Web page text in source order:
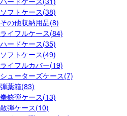
ソフトケース(38)
その他収納用品(8)
ライフルケース(84)
ハードケース(35)
ソフトケース(49)
ライフルカバー(19)
シューターズケース(7)
弾薬箱(83)
拳銃弾ケース(13)
散弾ケース(10)